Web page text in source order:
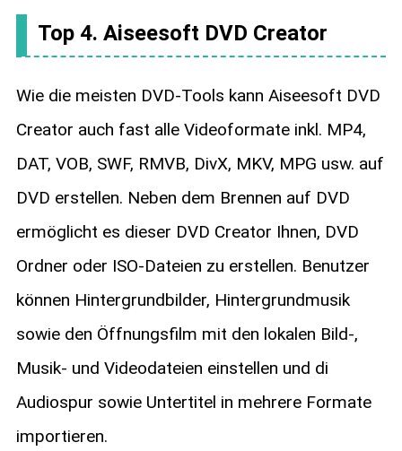
Top 4. Aiseesoft DVD Creator
Wie die meisten DVD-Tools kann Aiseesoft DVD
Creator auch fast alle Videoformate inkl. MP4,
DAT, VOB, SWF, RMVB, DivX, MKV, MPG usw. auf
DVD erstellen. Neben dem Brennen auf DVD
ermöglicht es dieser DVD Creator Ihnen, DVD
Ordner oder ISO-Dateien zu erstellen. Benutzer
können Hintergrundbilder, Hintergrundmusik
sowie den Öffnungsfilm mit den lokalen Bild-,
Musik- und Videodateien einstellen und di
Audiospur sowie Untertitel in mehrere Formate
importieren.